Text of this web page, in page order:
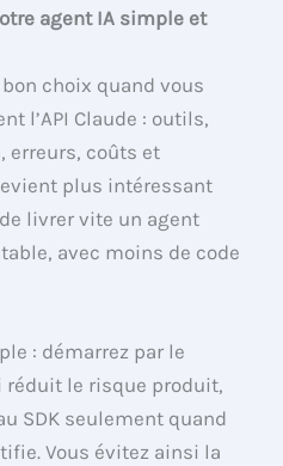
agent IA simple et
choix quand vous
l’API Claude : outils,
erreurs, coûts et
plus intéressant
livrer vite un agent
avec moins de code
: démarrez par le
réduit le risque produit,
SDK seulement quand
Vous évitez ainsi la